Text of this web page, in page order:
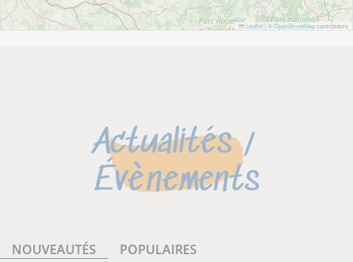
Leaflet| © OpenStreetMapcontributors
Actualités /
Évènements
AFFINEZ VOTRE RECHERCHE AVEC LES FILTRES
Populaire
NOUVEAUTÉS POPULAIRES